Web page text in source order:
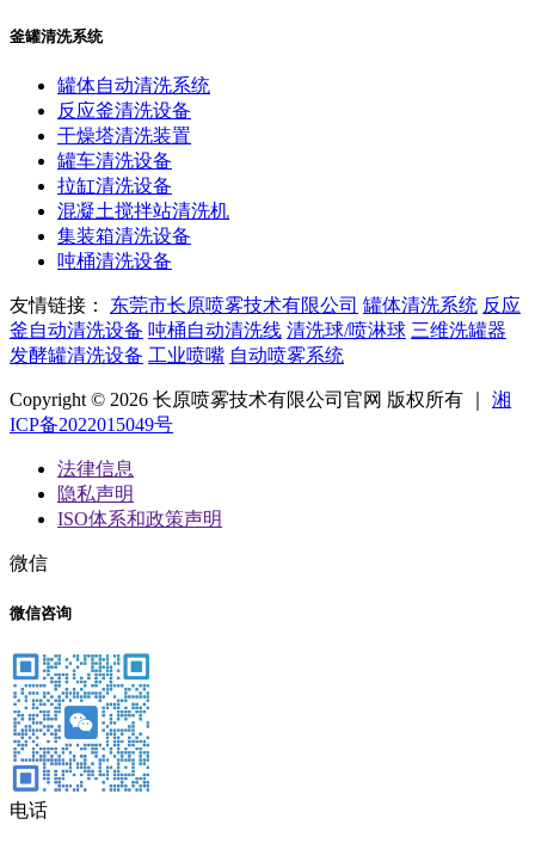
釜罐清洗系统
罐体自动清洗系统
反应釜清洗设备
干燥塔清洗装置
罐车清洗设备
拉缸清洗设备
混凝土搅拌站清洗机
集装箱清洗设备
吨桶清洗设备
友情链接： 东莞市长原喷雾技术有限公司 罐体清洗系统 反应
釜自动清洗设备 吨桶自动清洗线 清洗球/喷淋球 三维洗罐器
发酵罐清洗设备 工业喷嘴 自动喷雾系统
Copyright © 2026 长原喷雾技术有限公司官网 版权所有 ｜ 湘
ICP备2022015049号
法律信息
隐私声明
ISO体系和政策声明
微信
微信咨询
电话